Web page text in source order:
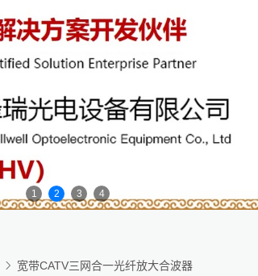
1 2 3 4
 宽带CATV三网合一光纤放大合波器